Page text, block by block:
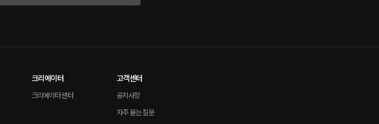
크리에이터
크리에이터 센터
고객센터
공지사항
자주 묻는 질문